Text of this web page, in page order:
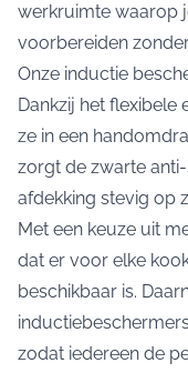
werkruimte waarop
voorbereiden
Onze inductie
Dankzij het
ze in een
zorgt de zwarte
afdekking stevig op
Met een keuze uit
dat er voor elke
beschikbaar is.
zodat iedereen de